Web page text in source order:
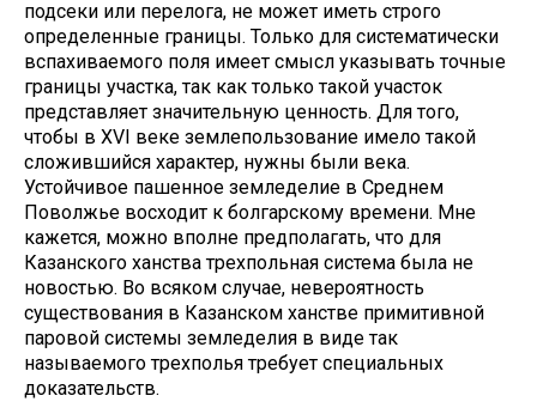
подсеки или перелога, не может иметь строго
определенные границы. Только для систематически
вспахиваемого поля имеет смысл указывать точные
границы участка, так как только такой участок
представляет значительную ценность. Для того,
чтобы в ХVI веке землепользование имело такой
сложившийся характер, нужны были века.
Устойчивое пашенное земледелие в Среднем
Поволжье восходит к болгарскому времени. Мне
кажется, можно вполне предполагать, что для
Казанского ханства трехпольная система была не
новостью. Во всяком случае, невероятность
существования в Казанском ханстве примитивной
паровой системы земледелия в виде так
называемого трехполья требует специальных
доказательств.